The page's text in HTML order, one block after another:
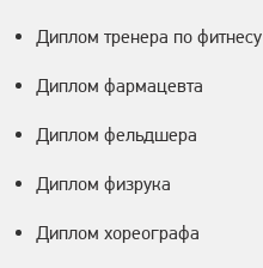
Диплом тренера по фитнесу
Диплом фармацевта
Диплом фельдшера
Диплом физрука
Диплом хореографа